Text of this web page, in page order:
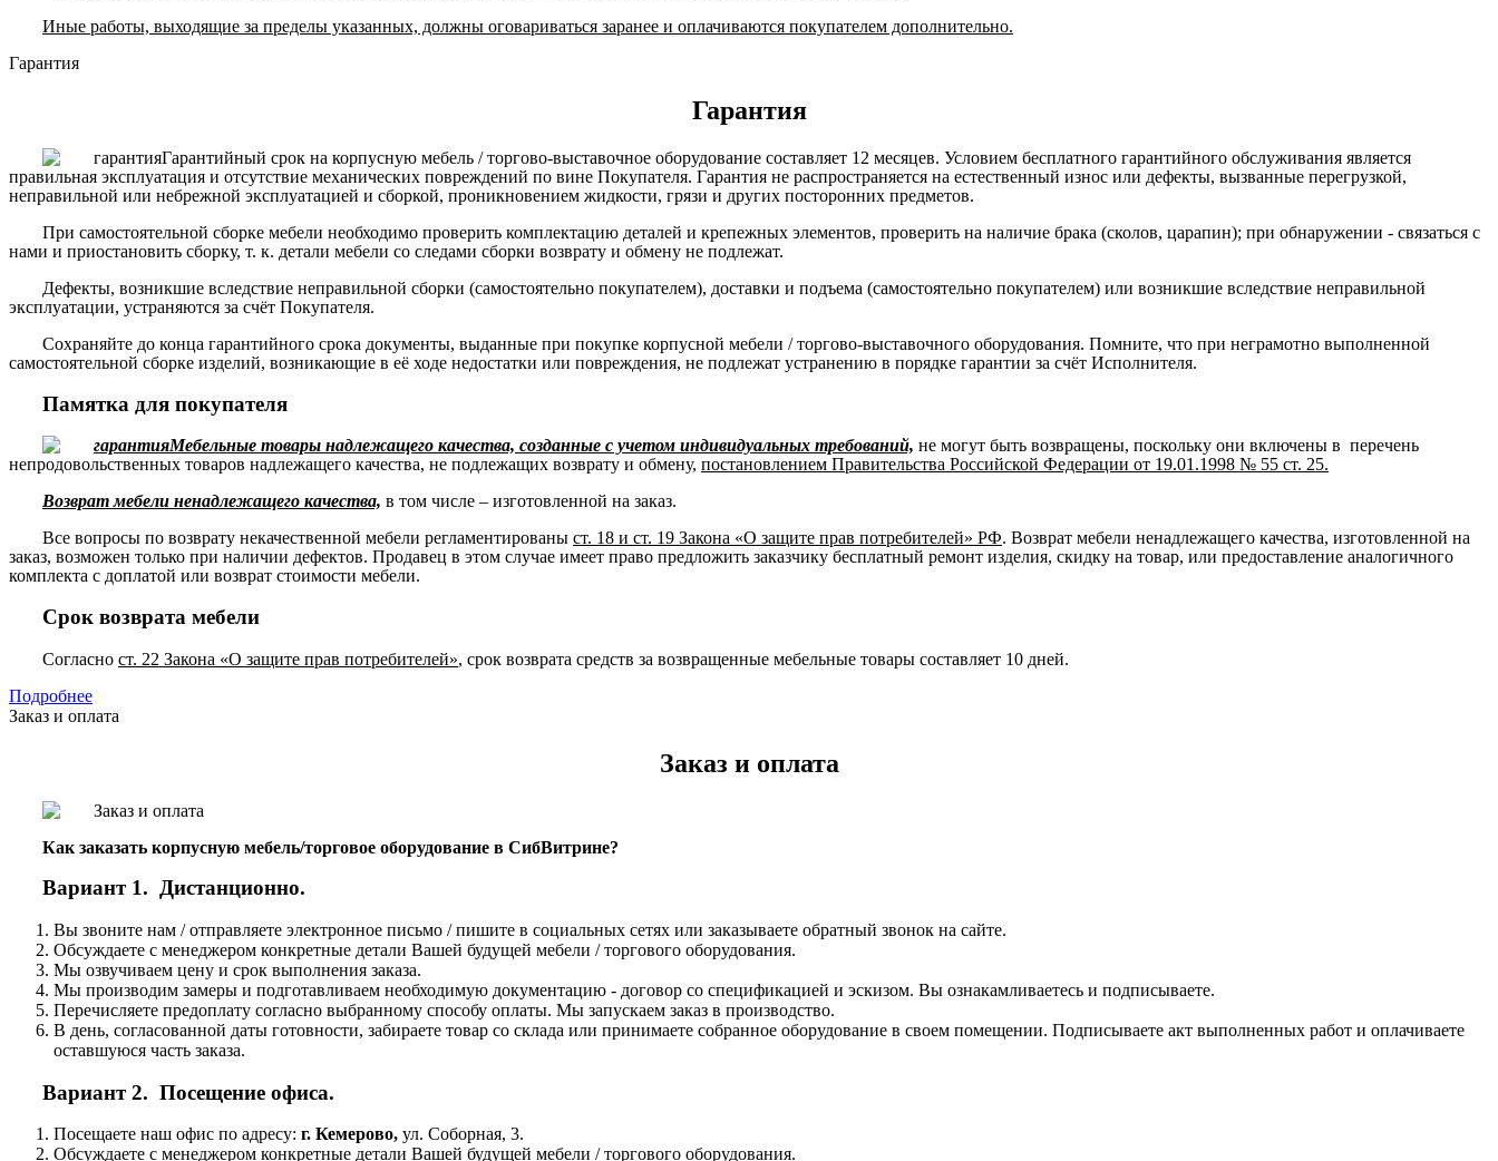
Иные работы, выходящие за пределы указанных, должны оговариваться заранее и оплачиваются покупателем дополнительно.
Гарантия
Гарантия
Гарантийный срок на корпусную мебель / торгово-выставочное оборудование составляет 12 месяцев. Условием бесплатного гарантийного обслуживания является
правильная эксплуатация и отсутствие механических повреждений по вине Покупателя. Гарантия не распространяется на естественный износ или дефекты, вызванные перегрузкой,
неправильной или небрежной эксплуатацией и сборкой, проникновением жидкости, грязи и других посторонних предметов.
При самостоятельной сборке мебели необходимо проверить комплектацию деталей и крепежных элементов, проверить на наличие брака (сколов, царапин); при обнаружении - связаться с
нами и приостановить сборку, т. к. детали мебели со следами сборки возврату и обмену не подлежат.
Дефекты, возникшие вследствие неправильной сборки (самостоятельно покупателем), доставки и подъема (самостоятельно покупателем) или возникшие вследствие неправильной
эксплуатации, устраняются за счёт Покупателя.
Сохраняйте до конца гарантийного срока документы, выданные при покупке корпусной мебели / торгово-выставочного оборудования. Помните, что при неграмотно выполненной
самостоятельной сборке изделий, возникающие в её ходе недостатки или повреждения, не подлежат устранению в порядке гарантии за счёт Исполнителя.
Памятка для покупателя
Мебельные товары надлежащего качества, созданные с учетом индивидуальных требований, не могут быть возвращены, поскольку они включены в перечень
непродовольственных товаров надлежащего качества, не подлежащих возврату и обмену, постановлением Правительства Российской Федерации от 19.01.1998 № 55 ст. 25.
Возврат мебели ненадлежащего качества, в том числе – изготовленной на заказ.
Все вопросы по возврату некачественной мебели регламентированы ст. 18 и ст. 19 Закона «О защите прав потребителей» РФ. Возврат мебели ненадлежащего качества, изготовленной на
заказ, возможен только при наличии дефектов. Продавец в этом случае имеет право предложить заказчику бесплатный ремонт изделия, скидку на товар, или предоставление аналогичного
комплекта с доплатой или возврат стоимости мебели.
Срок возврата мебели
Согласно ст. 22 Закона «О защите прав потребителей», срок возврата средств за возвращенные мебельные товары составляет 10 дней.
Подробнее
Заказ и оплата
Заказ и оплата
Как заказать корпусную мебель/торговое оборудование в СибВитрине?
Вариант 1. Дистанционно.
Вы звоните нам / отправляете электронное письмо / пишите в социальных сетях или заказываете обратный звонок на сайте.
Обсуждаете с менеджером конкретные детали Вашей будущей мебели / торгового оборудования.
Мы озвучиваем цену и срок выполнения заказа.
Мы производим замеры и подготавливаем необходимую документацию - договор со спецификацией и эскизом. Вы ознакамливаетесь и подписываете.
Перечисляете предоплату согласно выбранному способу оплаты. Мы запускаем заказ в производство.
В день, согласованной даты готовности, забираете товар со склада или принимаете собранное оборудование в своем помещении. Подписываете акт выполненных работ и оплачиваете
оставшуюся часть заказа.
Вариант 2. Посещение офиса.
Посещаете наш офис по адресу: г. Кемерово, ул. Соборная, 3.
Обсуждаете с менеджером конкретные детали Вашей будущей мебели / торгового оборудования.